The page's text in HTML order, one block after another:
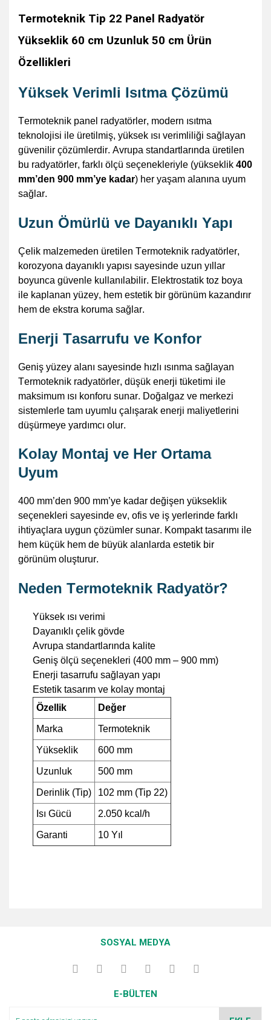
Termoteknik Tip 22 Panel Radyatör
Yükseklik 60 cm Uzunluk 50 cm Ürün
Özellikleri
Yüksek Verimli Isıtma Çözümü
Termoteknik panel radyatörler, modern ısıtma
teknolojisi ile üretilmiş, yüksek ısı verimliliği sağlayan
güvenilir çözümlerdir. Avrupa standartlarında üretilen
bu radyatörler, farklı ölçü seçenekleriyle (yükseklik 400
mm’den 900 mm’ye kadar) her yaşam alanına uyum
sağlar.
Uzun Ömürlü ve Dayanıklı Yapı
Çelik malzemeden üretilen Termoteknik radyatörler,
korozyona dayanıklı yapısı sayesinde uzun yıllar
boyunca güvenle kullanılabilir. Elektrostatik toz boya
ile kaplanan yüzey, hem estetik bir görünüm kazandırır
hem de ekstra koruma sağlar.
Enerji Tasarrufu ve Konfor
Geniş yüzey alanı sayesinde hızlı ısınma sağlayan
Termoteknik radyatörler, düşük enerji tüketimi ile
maksimum ısı konforu sunar. Doğalgaz ve merkezi
sistemlerle tam uyumlu çalışarak enerji maliyetlerini
düşürmeye yardımcı olur.
Kolay Montaj ve Her Ortama
Uyum
400 mm’den 900 mm’ye kadar değişen yükseklik
seçenekleri sayesinde ev, ofis ve iş yerlerinde farklı
ihtiyaçlara uygun çözümler sunar. Kompakt tasarımı ile
hem küçük hem de büyük alanlarda estetik bir
görünüm oluşturur.
Neden Termoteknik Radyatör?
Yüksek ısı verimi
Dayanıklı çelik gövde
Avrupa standartlarında kalite
Geniş ölçü seçenekleri (400 mm – 900 mm)
Enerji tasarrufu sağlayan yapı
Estetik tasarım ve kolay montaj
Özellik
Değer
Marka Termoteknik
Yükseklik 600 mm
Uzunluk 500 mm
Derinlik (Tip) 102 mm (Tip 22)
Isı Gücü 2.050 kcal/h
Garanti 10 Yıl
kullanarak tarafımıza iletebilirsiniz.
Görüş ve önerileriniz için teşekkür ederiz.
Ürün açıklamasında eksik bilgiler bulunuyor.
SOSYAL MEDYA
E-BÜLTEN